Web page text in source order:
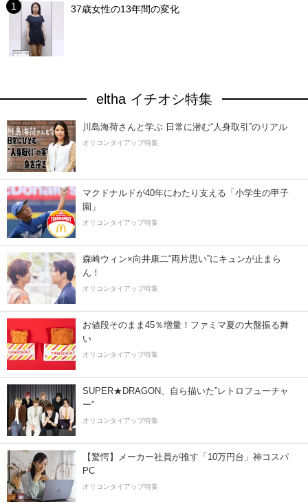
37歳女性の13年間の変化
eltha イチオシ特集
川島海荷さんと学ぶ 日常に潜む“人身取引”のリアル
オリコンタイアップ特集
マクドナルドが40年にわたり支える「小学生の甲子
園」
オリコンタイアップ特集
森崎ウィン×向井康二“両片思い”にキュンが止まら
ん！
オリコンタイアップ特集
お値段そのまま45％増量！ファミマ夏の大盤振る舞
い
オリコンタイアップ特集
SUPER★DRAGON、自ら描いた”レトロフューチャ
ー”
オリコンタイアップ特集
【驚愕】メーカー社員が推す「10万円台」神コスパ
PC
オリコンタイアップ特集